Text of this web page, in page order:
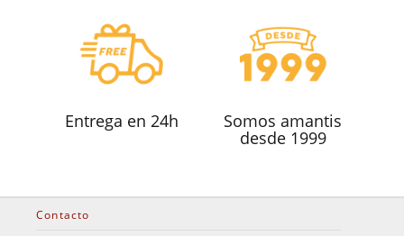
Entrega en 24h Somos amantis
desde 1999
Contacto